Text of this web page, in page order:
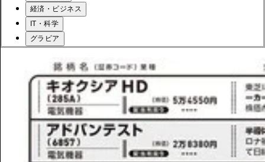
経済・ビジネス
IT・科学
グラビア